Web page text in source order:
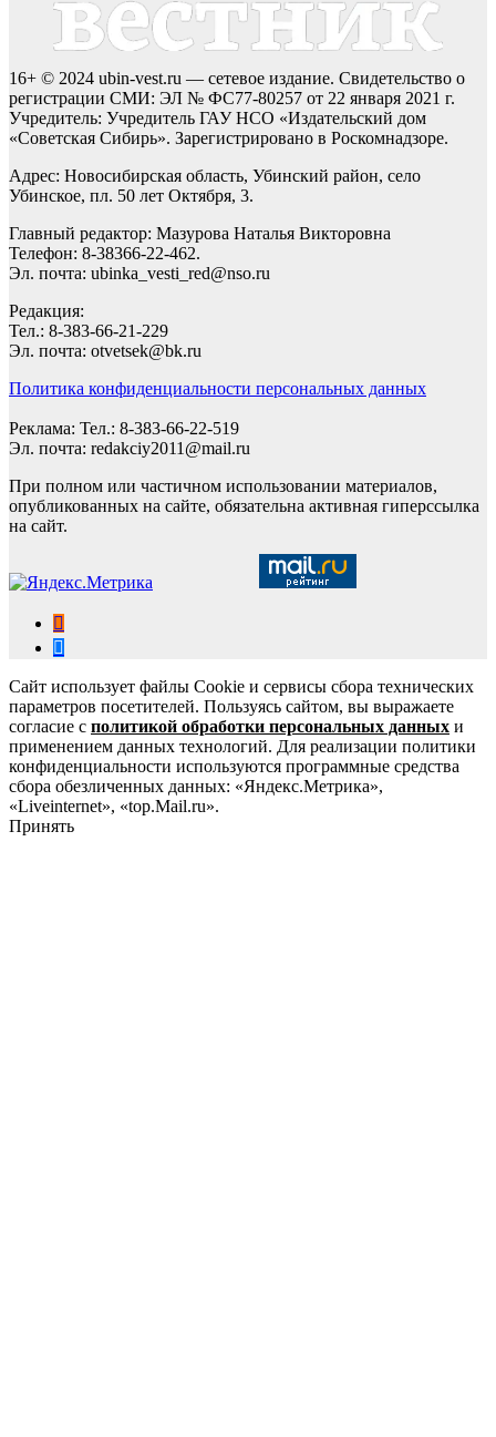
16+ © 2024 ubin-vest.ru — сетевое издание. Свидетельство о
регистрации СМИ: ЭЛ № ФС77-80257 от 22 января 2021 г.
Учредитель: Учредитель ГАУ НСО «Издательский дом
«Советская Сибирь». Зарегистрировано в Роскомнадзоре.
Адрес: Новосибирская область, Убинский район, село
Убинское, пл. 50 лет Октября, 3.
Главный редактор: Мазурова Наталья Викторовна
Телефон: 8-38366-22-462.
Эл. почта: ubinka_vesti_red@nso.ru
Редакция:
Тел.: 8-383-66-21-229
Эл. почта: otvetsek@bk.ru
Политика конфиденциальности персональных данных
Реклама: Тел.: 8-383-66-22-519
Эл. почта: redakciy2011@mail.ru
При полном или частичном использовании материалов,
опубликованных на сайте, обязательна активная гиперссылка
на сайт.
Сайт использует файлы Cookie и сервисы сбора технических
параметров посетителей. Пользуясь сайтом, вы выражаете
согласие с политикой обработки персональных данных и
применением данных технологий. Для реализации политики
конфиденциальности используются программные средства
сбора обезличенных данных: «Яндекс.Метрика»,
«Liveinternet», «top.Mail.ru».
Принять